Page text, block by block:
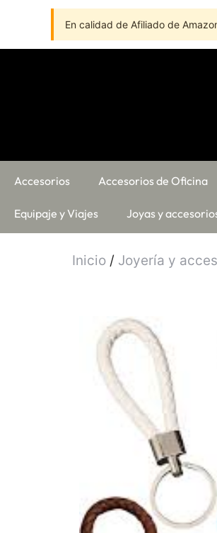
En calidad de Afiliado de
Accesorios Accesorios de Oficina
Equipaje y Viajes Joyas y
Inicio / Joyería y